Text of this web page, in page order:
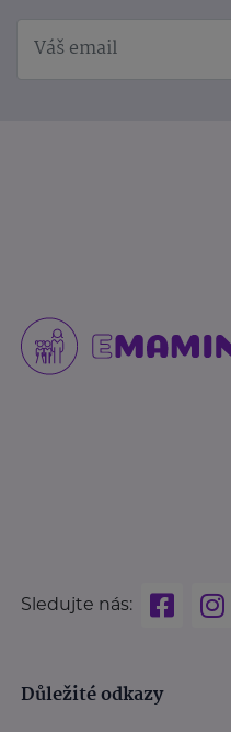
Sledujte nás:
Důležité odkazy